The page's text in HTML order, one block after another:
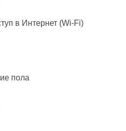
в Интернет (Wi-Fi)
пола